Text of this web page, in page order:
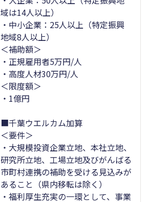
域は14人以上）
・中小企業：25人以上（特定振興
地域8人以上）
＜補助額＞
・正規雇用者5万円/人
・高度人材30万円/人
＜限度額＞
・1億円
■千葉ウエルカム加算
＜要件＞
・大規模投資企業立地、本社立地、
研究所立地、工場立地及びがんばる
市町村連携の補助を受ける見込みが
あること（県内移転は除く）
・福利厚生充実の一環として、事業